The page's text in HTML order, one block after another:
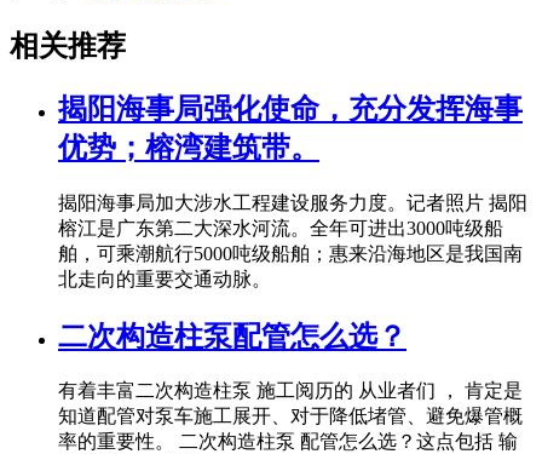
相关推荐
揭阳海事局强化使命，充分发挥海事
优势；榕湾建筑带。
揭阳海事局加大涉水工程建设服务力度。记者照片 揭阳
榕江是广东第二大深水河流。全年可进出3000吨级船
舶，可乘潮航行5000吨级船舶；惠来沿海地区是我国南
北走向的重要交通动脉。
二次构造柱泵配管怎么选？
有着丰富二次构造柱泵 施工阅历的 从业者们 ， 肯定是
知道配管对泵车施工展开、对于降低堵管、避免爆管概
率的重要性。 二次构造柱泵 配管怎么选？这点包括 输